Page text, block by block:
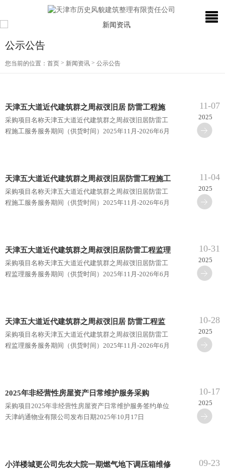
公示公告
您当前的位置： 首页 > 新闻资讯 > 公示公告
天津五大道近代建筑群之周叔弢旧居 防雷工程施
工服务
采购项目名称天津五大道近代建筑群之周叔弢旧居防雷工
程施工服务服务期间（供货时间）2025年11月-2026年6月
11-07
2025
天津五大道近代建筑群之周叔弢旧居防雷工程施工
服务
采购项目名称天津五大道近代建筑群之周叔弢旧居防雷工
程施工服务服务期间（供货时间）2025年11月-2026年6月
11-04
2025
天津五大道近代建筑群之周叔弢旧居防雷工程监理
服务
采购项目名称天津五大道近代建筑群之周叔弢旧居防雷工
程监理服务服务期间（供货时间）2025年11月-2026年6月
10-31
2025
天津五大道近代建筑群之周叔弢旧居 防雷工程监
理服务
采购项目名称天津五大道近代建筑群之周叔弢旧居防雷工
程监理服务服务期间（供货时间）2025年11月-2026年6月
10-28
2025
2025年非经营性房屋资产日常维护服务采购
采购项目2025年非经营性房屋资产日常维护服务签约单位
天津屿通物业有限公司发布日期2025年10月17日
10-17
2025
小洋楼城更公司先农大院一期燃气地下调压箱维修
09-23